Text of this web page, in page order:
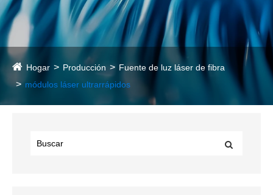
Hogar Producción
Fuente de luz láser de fibra
módulos láser ultrarrápidos